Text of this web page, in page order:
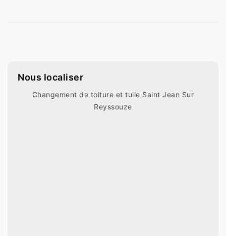
Nous localiser
Changement de toiture et tuile Saint Jean Sur
Reyssouze